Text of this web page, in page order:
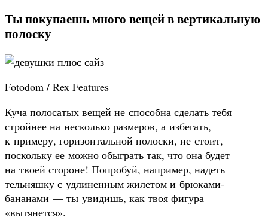
Ты покупаешь много вещей в вертикальную
полоску
Fotodom / Rex Features
Куча полосатых вещей не способна сделать тебя
стройнее на несколько размеров, а избегать,
к примеру, горизонтальной полоски, не стоит,
поскольку ее можно обыграть так, что она будет
на твоей стороне! Попробуй, например, надеть
тельняшку с удлиненным жилетом и брюками-
бананами — ты увидишь, как твоя фигура
«вытянется».